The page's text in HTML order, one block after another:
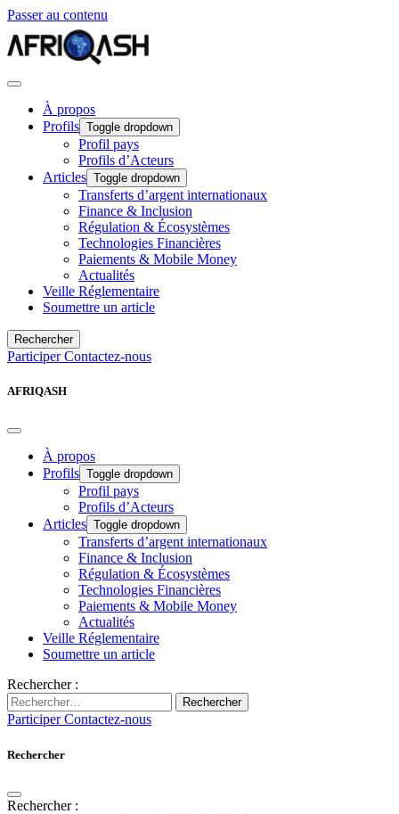
Passer au contenu
À propos
Profils Toggle dropdown
Profil pays
Profils d’Acteurs
Articles Toggle dropdown
Transferts d’argent internationaux
Finance & Inclusion
Régulation & Écosystèmes
Technologies Financières
Paiements & Mobile Money
Actualités
Veille Réglementaire
Soumettre un article
Rechercher
ParticiperContactez-nous
AFRIQASH
À propos
Profils Toggle dropdown
Profil pays
Profils d’Acteurs
Articles Toggle dropdown
Transferts d’argent internationaux
Finance & Inclusion
Régulation & Écosystèmes
Technologies Financières
Paiements & Mobile Money
Actualités
Veille Réglementaire
Soumettre un article
Rechercher :
Rechercher
ParticiperContactez-nous
Rechercher
Rechercher :